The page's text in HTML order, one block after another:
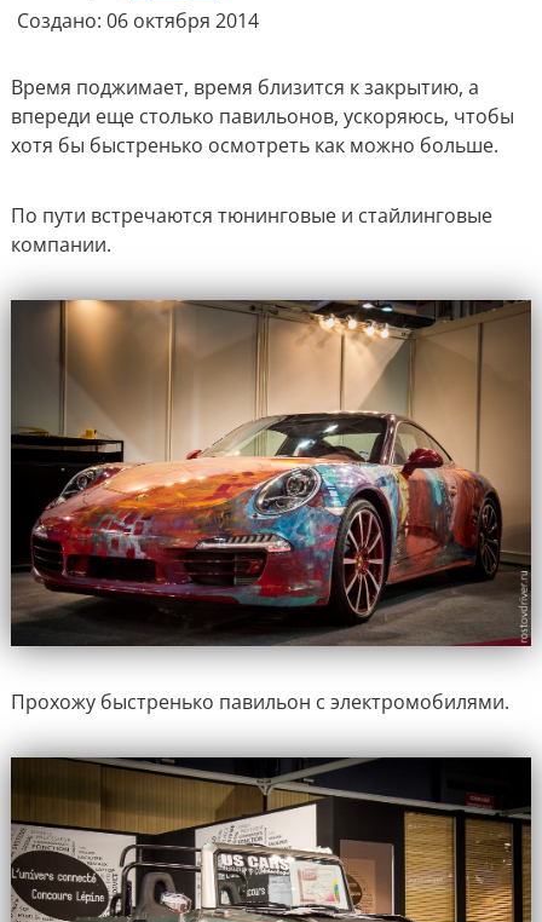
Создано: 06 октября 2014
Время поджимает, время близится к закрытию, а
впереди еще столько павильонов, ускоряюсь, чтобы
хотя бы быстренько осмотреть как можно больше.
По пути встречаются тюнинговые и стайлинговые
компании.
Прохожу быстренько павильон с электромобилями.